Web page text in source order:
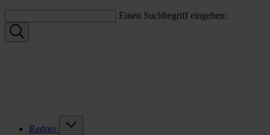
Einen Suchbegriff eingeben:
Redner